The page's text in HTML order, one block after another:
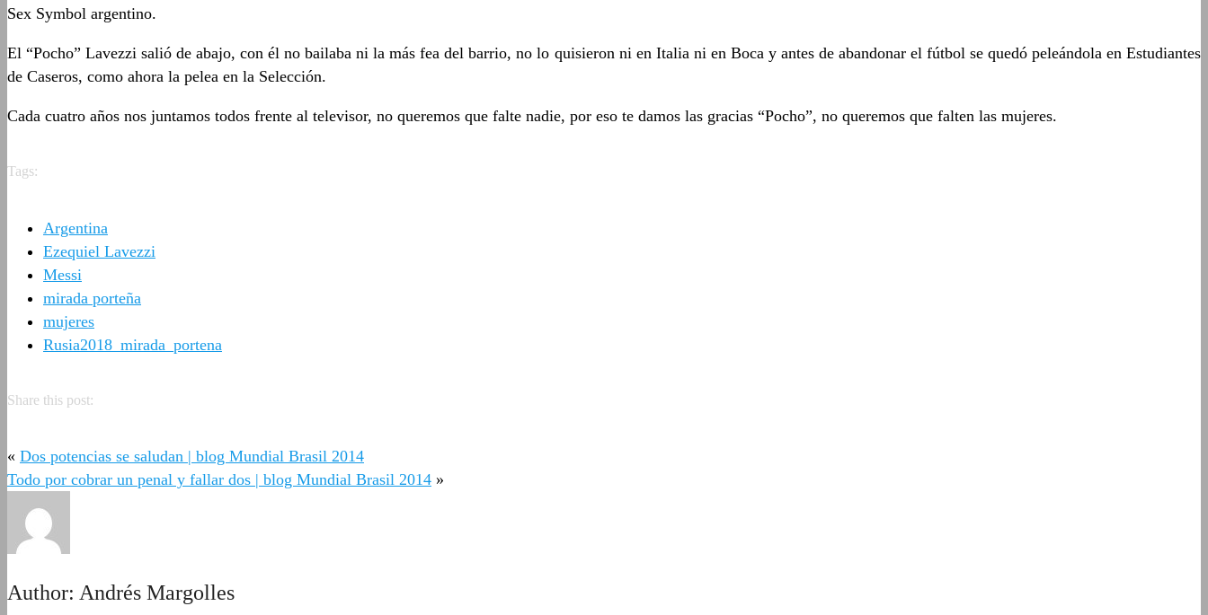
Sex Symbol argentino.
El “Pocho” Lavezzi salió de abajo, con él no bailaba ni la más fea del barrio, no lo quisieron ni en Italia ni en Boca y antes de abandonar el fútbol se quedó peleándola en Estudiantes
de Caseros, como ahora la pelea en la Selección.
Cada cuatro años nos juntamos todos frente al televisor, no queremos que falte nadie, por eso te damos las gracias “Pocho”, no queremos que falten las mujeres.
Tags:
Argentina
Ezequiel Lavezzi
Messi
mirada porteña
mujeres
Rusia2018_mirada_portena
Share this post:
« Dos potencias se saludan | blog Mundial Brasil 2014
Todo por cobrar un penal y fallar dos | blog Mundial Brasil 2014 »
Author: Andrés Margolles